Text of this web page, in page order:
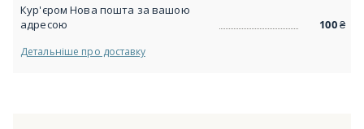
Кур'єром Нова пошта за вашою
адресою
100₴
Детальніше про доставку